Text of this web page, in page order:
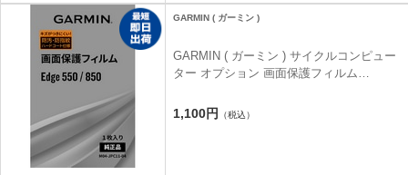
GARMIN ( ガーミン )
GARMIN ( ガーミン ) サイクルコンピュー
ター オプション 画面保護フィルム
1,100円 （税込）